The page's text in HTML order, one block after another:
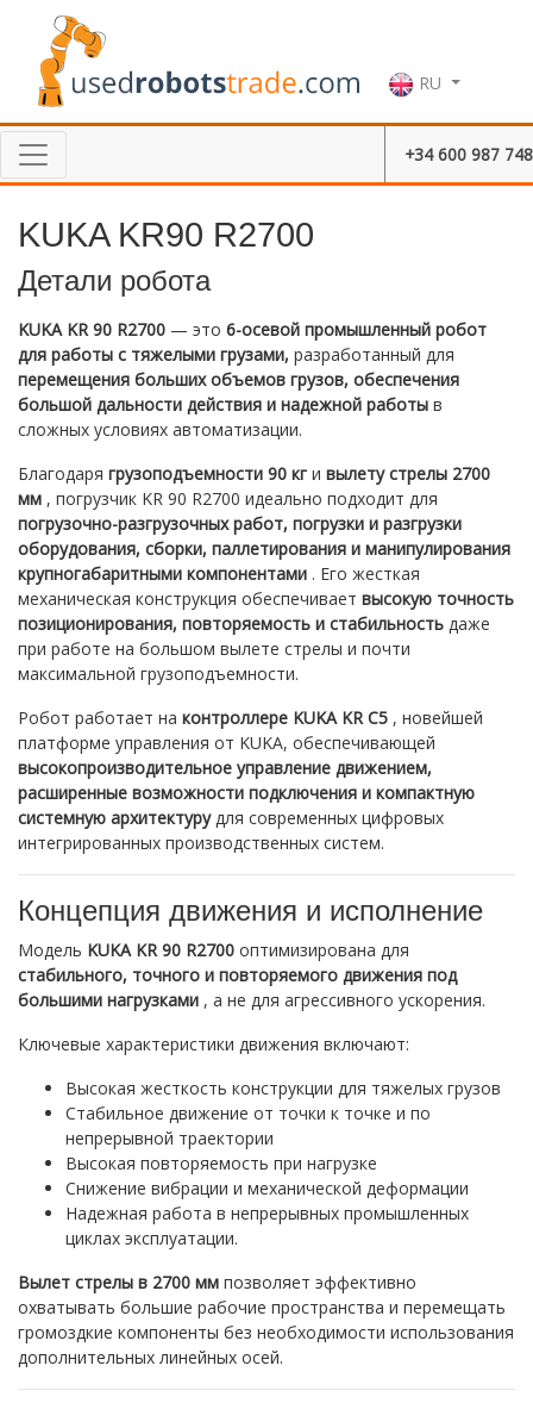
RU
+34 600 987 748
KUKA KR90 R2700
Детали робота
KUKA KR 90 R2700 — это 6-осевой промышленный робот
для работы с тяжелыми грузами, разработанный для
перемещения больших объемов грузов, обеспечения
большой дальности действия и надежной работы в
сложных условиях автоматизации.
Благодаря грузоподъемности 90 кг и вылету стрелы 2700
мм , погрузчик KR 90 R2700 идеально подходит для
погрузочно-разгрузочных работ, погрузки и разгрузки
оборудования, сборки, паллетирования и манипулирования
крупногабаритными компонентами . Его жесткая
механическая конструкция обеспечивает высокую точность
позиционирования, повторяемость и стабильность даже
при работе на большом вылете стрелы и почти
максимальной грузоподъемности.
Робот работает на контроллере KUKA KR C5 , новейшей
платформе управления от KUKA, обеспечивающей
высокопроизводительное управление движением,
расширенные возможности подключения и компактную
системную архитектурудля современных цифровых
интегрированных производственных систем.
Концепция движения и исполнение
Модель KUKA KR 90 R2700 оптимизирована для
стабильного, точного и повторяемого движения под
большими нагрузками , а не для агрессивного ускорения.
Ключевые характеристики движения включают:
Высокая жесткость конструкции для тяжелых грузов
Стабильное движение от точки к точке и по
непрерывной траектории
Высокая повторяемость при нагрузке
Снижение вибрации и механической деформации
Надежная работа в непрерывных промышленных
циклах эксплуатации.
Вылет стрелы в 2700 мм позволяет эффективно
охватывать большие рабочие пространства и перемещать
громоздкие компоненты без необходимости использования
дополнительных линейных осей.